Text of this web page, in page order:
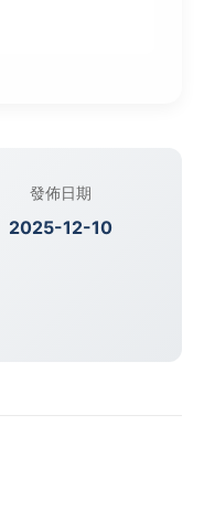
發佈日期
2025-12-10